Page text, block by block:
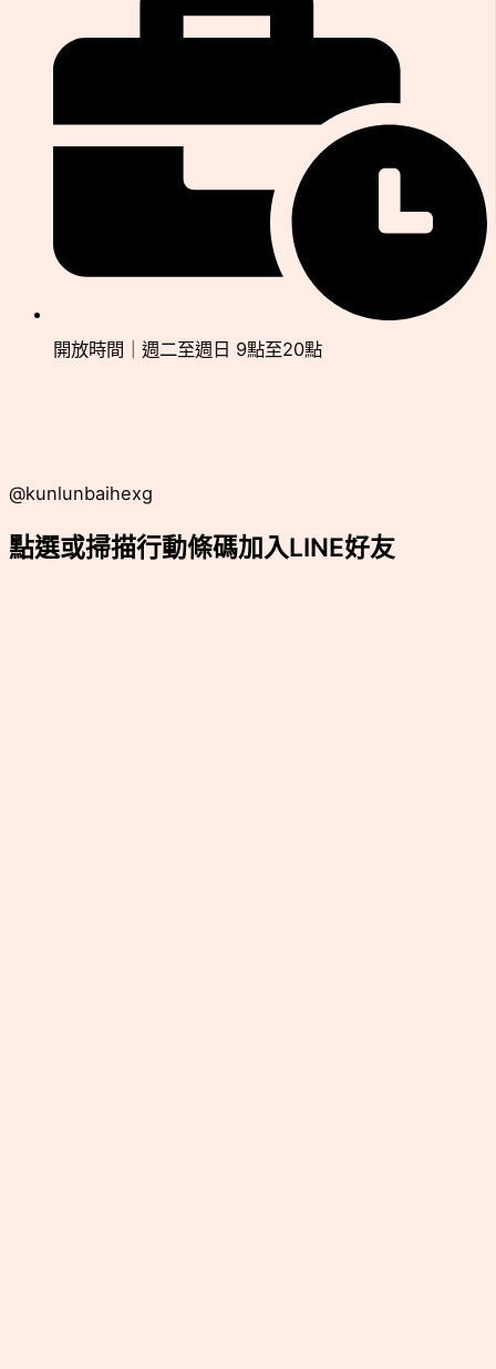
開放時間｜週二至週日 9點至20點
@kunlunbaihexg
點選或掃描行動條碼加入LINE好友